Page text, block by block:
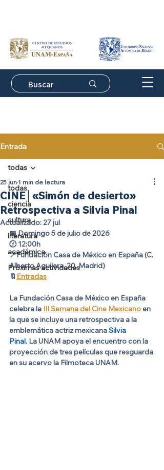
Entrada
todas
ciencia
cultura
literatura
académica
Próximas actividades
todas
CINE│«Simón de desierto»
Retrospectiva a Silvia Pinal
25 jun1 min de lectura
Actualizado:27 jul
📅 Domingo 5 de julio de 2026
🕜 12:00h
📍Fundación Casa de México en España (C.
Alberto Aguilera, 20, Madrid)
🔖 Entradas
La Fundación Casa de México en España
celebra la III Semana del Cine Mexicano en
la que se incluye una retrospectiva a la
emblemática actriz mexicana Silvia
Pinal. La UNAM apoya el encuentro con la
proyección de tres películas que resguarda
en su acervo la Filmoteca UNAM.